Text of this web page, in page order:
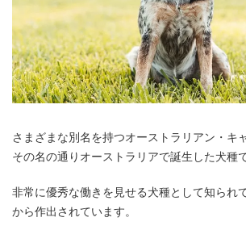
さまざまな別名を持つオーストラリアン・キ
その名の通りオーストラリアで誕生した犬種で
非常に優秀な働きを見せる犬種として知られ
から作出されています。